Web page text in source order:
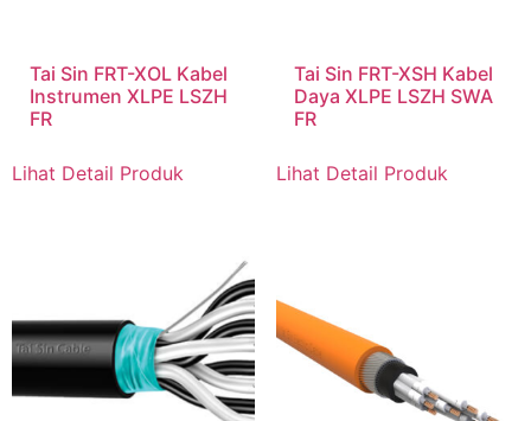
Tai Sin FRT-XOL Kabel
Instrumen XLPE LSZH
FR
Lihat Detail Produk
Tai Sin FRT-XSH Kabel
Daya XLPE LSZH SWA
FR
Lihat Detail Produk